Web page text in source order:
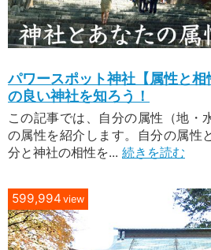
パワースポット神社【属性と
の良い神社を知ろう！
この記事では、自分の属性（地・
の属性を紹介します。自分の属性
分と神社の相性を... 続きを読む
599,994 view